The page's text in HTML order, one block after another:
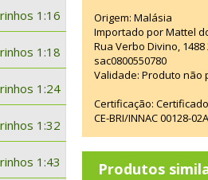
1:16
1:18
1:24
1:32
1:43
Origem: Malásia
Importado por Mattel
Rua Verbo Divino,
sac0800550780
Validade: Produto não
Certificação:
CE-BRI/INNAC 00128-
Produtos